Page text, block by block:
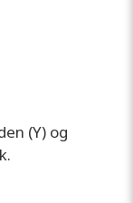
(Y) og